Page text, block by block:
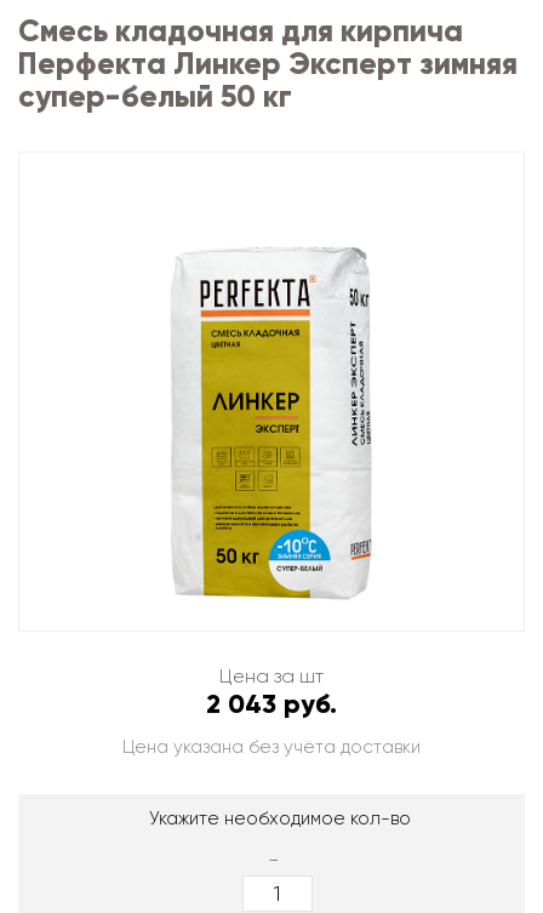
Смесь кладочная для кирпича
Перфекта Линкер Эксперт зимняя
супер-белый 50 кг
Цена за шт
2 043 руб.
Цена указана без учёта доставки
Укажите необходимое кол-во
-